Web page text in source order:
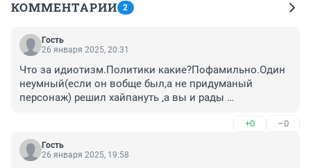
КОММЕНТАРИИ 2
Гость
26 января 2025, 20:31
Что за идиотизм.Политики какие?Пофамильно.Один
неумный(если он вобще был,а не придуманый
персонаж) решил хайпануть ,а вы и рады
+0 –0
Гость
26 января 2025, 19:58